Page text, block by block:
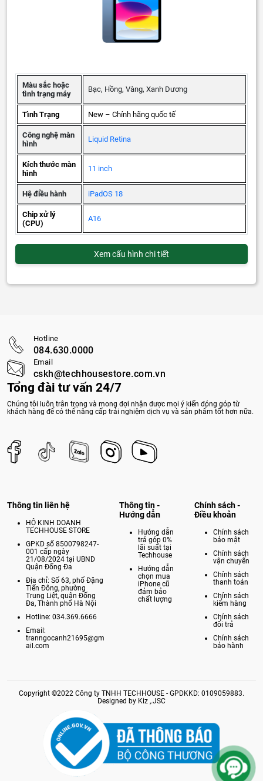
Màu sắc hoặc
tình trạng máy
Bạc, Hồng, Vàng, Xanh Dương
Tình Trạng New – Chính hãng quốc tế
Công nghệ màn
hình
Liquid Retina
Kích thước màn
hình
11 inch
Hệ điều hành iPadOS 18
Chip xử lý
(CPU)
A16
Xem cấu hình chi tiết
Tổng đài tư vấn 24/7
Chúng tôi luôn trân trọng và mong đợi nhận được mọi ý kiến đóng góp từ
khách hàng để có thể nâng cấp trải nghiệm dịch vụ và sản phẩm tốt hơn nữa.
Hotline
084.630.0000
Email
cskh@techhousestore.com.vn
Thông tin liên hệ
HỘ KINH DOANH
TECHHOUSE STORE
GPKD số 8500798247-
001 cấp ngày
21/08/2024 tại UBND
Quận Đống Đa
Địa chỉ: Số 63, phố Đặng
Tiến Đông, phường
Trung Liệt, quận Đống
Đa, Thành phố Hà Nội
Hotline: 034.369.6666
Email:
tranngocanh21695@gm
ail.com
Thông tin -
Hướng dẫn
Hướng dẫn
trả góp 0%
lãi suất tại
Techhouse
Hướng dẫn
chọn mua
iPhone cũ
đảm bảo
chất lượng
Chính sách -
Điều khoản
Chính sách
bảo mật
Chính sách
vận chuyển
Chính sách
thanh toán
Chính sách
kiểm hàng
Chính sách
đổi trả
Chính sách
bảo hành
Copyright ©2022 Công ty TNHH TECHHOUSE - GPDKKD: 0109059883.
Designed by Kiz ,.JSC